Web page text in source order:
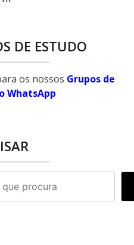
DE ESTUDO
os nossos Grupos de
WhatsApp